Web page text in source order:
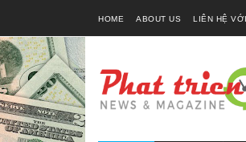
HOME ABOUT US LIÊN HỆ